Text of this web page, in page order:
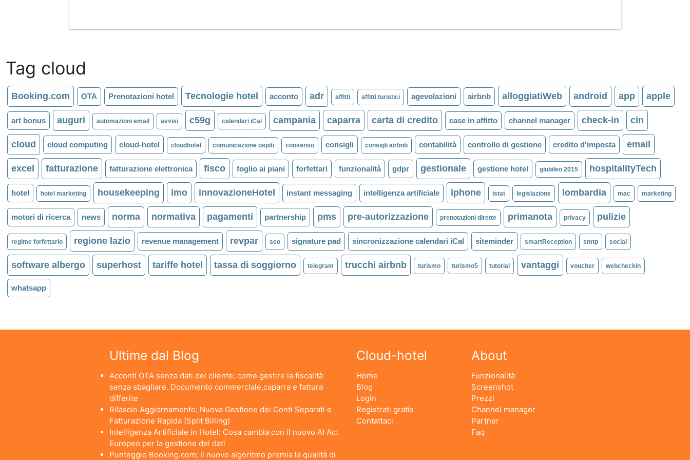
Tag cloud
Booking.com OTA Prenotazioni hotel Tecnologie hotel acconto adr affitti affitti turistici agevolazioni airbnb alloggiatiWeb android app apple
art bonus auguri automazioni email avvisi c59g calendari iCal campania caparra carta di credito case in affitto channel manager check-in cin
cloud cloud computing cloud-hotel cloudhotel comunicazione ospiti consenso consigli consigli airbnb contabilità controllo di gestione credito d'imposta email
excel fatturazione fatturazione elettronica fisco foglio ai piani forfettari funzionalità gdpr gestionale gestione hotel giubileo 2015 hospitalityTech
hotel hotel marketing housekeeping imo innovazioneHotel instant messaging intelligenza artificiale iphone istat legislazione lombardia mac marketing
motori di ricerca news norma normativa pagamenti partnership pms pre-autorizzazione prenotazioni dirette primanota privacy pulizie
regime forfettario regione lazio revenue management revpar seo signature pad sincronizzazione calendari iCal siteminder smartReception smtp social
software albergo superhost tariffe hotel tassa di soggiorno telegram trucchi airbnb turismo turismo5 tutorial vantaggi voucher webcheckin
whatsapp
Ultime dal Blog
Acconti OTA senza dati del cliente: come gestire la fiscalità
senza sbagliare. Documento commerciale,caparra e fattura
differite
Rilascio Aggiornamento: Nuova Gestione dei Conti Separati e
Fatturazione Rapida (Split Billing)
Intelligenza Artificiale in Hotel: Cosa cambia con il nuovo AI Act
Europeo per la gestione dei dati
Punteggio Booking.com: Il nuovo algoritmo premia la qualità di
Cloud-hotel
Home
Blog
Login
Registrati gratis
Contattaci
About
Funzionalità
Screenshot
Prezzi
Channel manager
Partner
Faq